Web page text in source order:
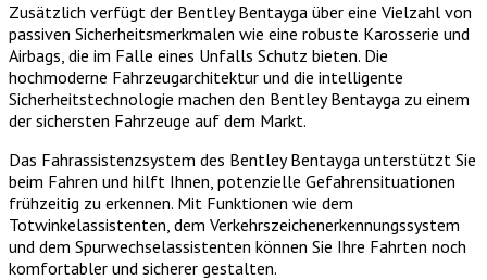
Zusätzlich verfügt der Bentley Bentayga über eine Vielzahl von
passiven Sicherheitsmerkmalen wie eine robuste Karosserie und
Airbags, die im Falle eines Unfalls Schutz bieten. Die
hochmoderne Fahrzeugarchitektur und die intelligente
Sicherheitstechnologie machen den Bentley Bentayga zu einem
der sichersten Fahrzeuge auf dem Markt.
Das Fahrassistenzsystem des Bentley Bentayga unterstützt Sie
beim Fahren und hilft Ihnen, potenzielle Gefahrensituationen
frühzeitig zu erkennen. Mit Funktionen wie dem
Totwinkelassistenten, dem Verkehrszeichenerkennungssystem
und dem Spurwechselassistenten können Sie Ihre Fahrten noch
komfortabler und sicherer gestalten.